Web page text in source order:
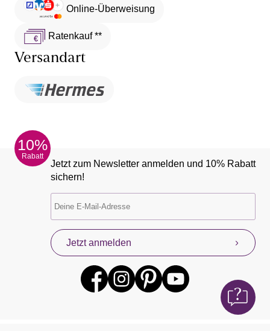
Online-Überweisung
Ratenkauf **
Versandart
10%
Rabatt
Jetzt zum Newsletter anmelden und 10% Rabatt
sichern!
Jetzt anmelden